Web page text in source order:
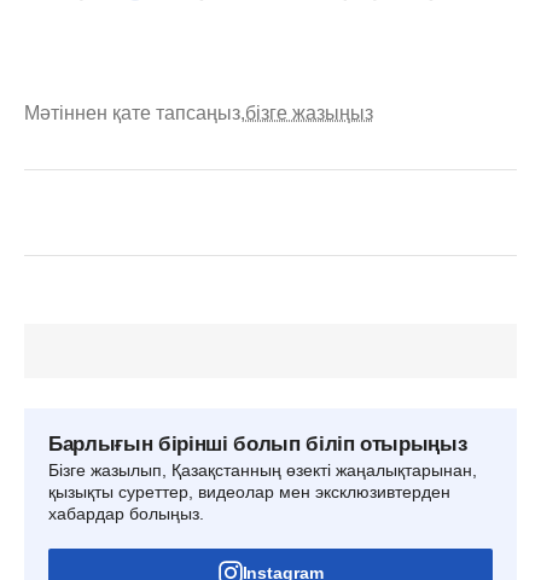
Мәтіннен қате тапсаңыз,бізге жазыңыз
Барлығын бірінші болып біліп отырыңыз
Бізге жазылып, Қазақстанның өзекті жаңалықтарынан,
қызықты суреттер, видеолар мен эксклюзивтерден
хабардар болыңыз.
Instagram